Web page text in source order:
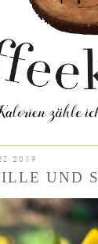
2019
UND